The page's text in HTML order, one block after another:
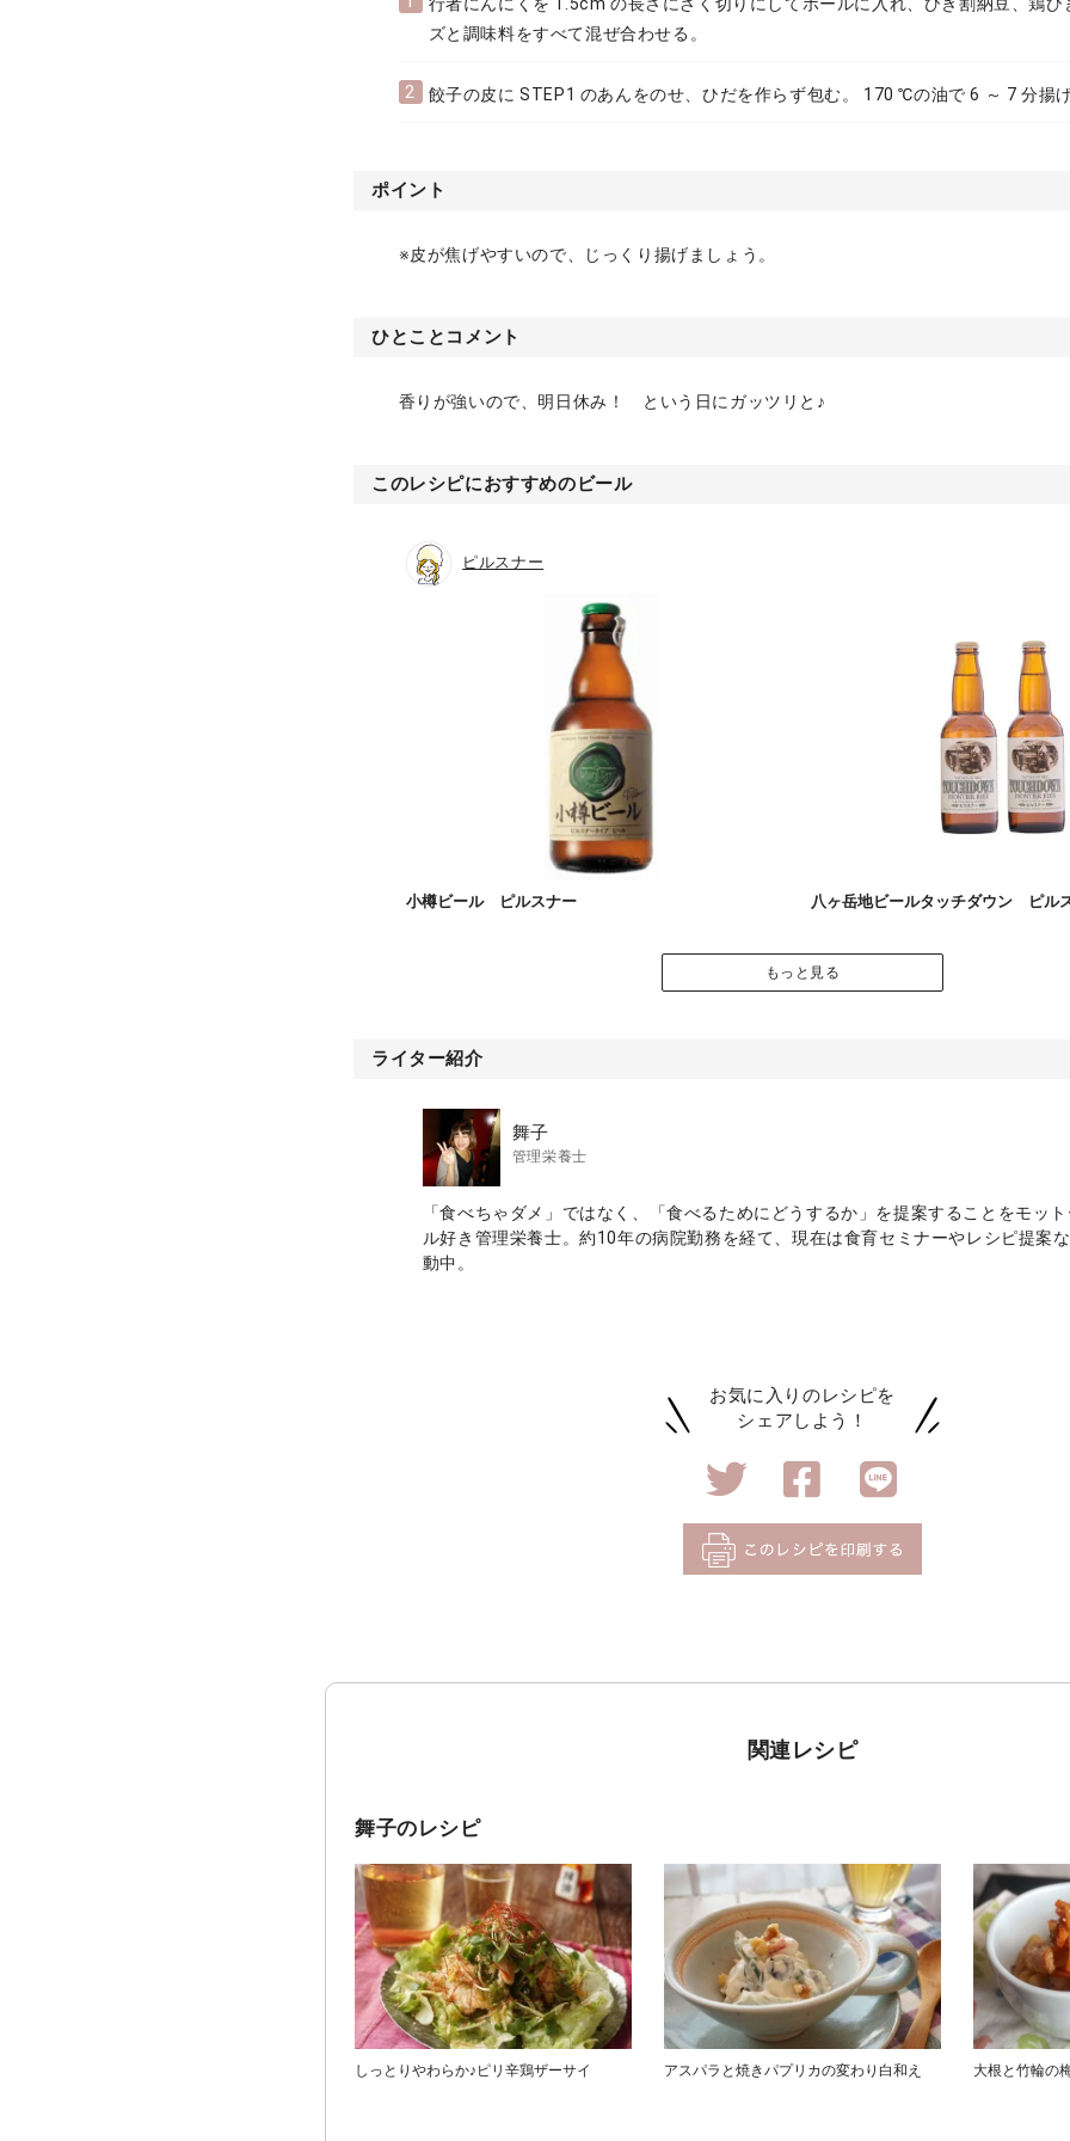
ズと調味料をすべて混ぜ合わせる。
2 餃子の皮に STEP1 のあんをのせ、ひだを作らず包む。 170 ℃の油で 6 ～ 7 分揚
ポイント
※皮が焦げやすいので、じっくり揚げましょう。
ひとことコメント
香りが強いので、明日休み！ という日にガッツリと♪
このレシピにおすすめのビール
ピルスナー
小樽ビール ピルスナー 八ヶ岳地ビールタッチダウン ピル
もっと見る
ライター紹介
舞子
管理栄養士
「食べちゃダメ」ではなく、「食べるためにどうするか」を提案することをモッ
ル好き管理栄養士。約10年の病院勤務を経て、現在は食育セミナーやレシピ提案
動中。
お気に入りのレシピを
シェアしよう！
関連レシピ
舞子のレシピ
しっとりやわらか♪ピリ辛鶏ザーサイ アスパラと焼きパプリカの変わり白和え 大根と竹輪の